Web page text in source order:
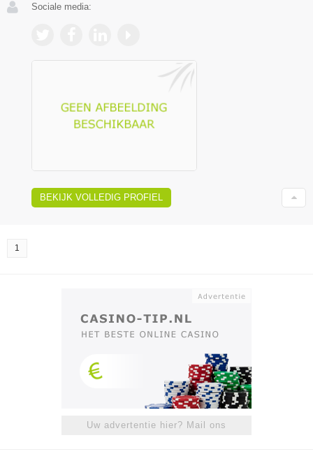
Sociale media:
BEKIJK VOLLEDIG PROFIEL
1
Uw advertentie hier? Mail ons